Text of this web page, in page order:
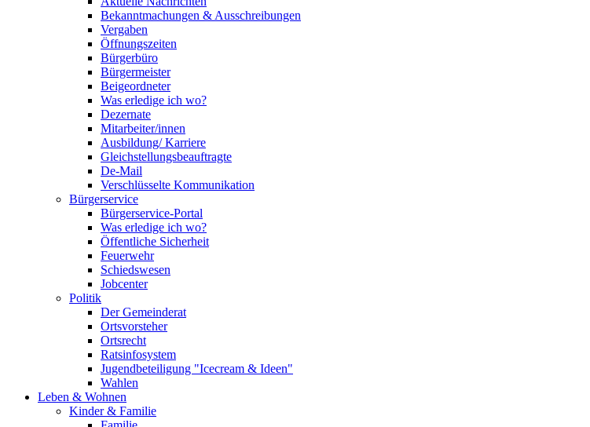
Bekanntmachungen & Ausschreibungen
Vergaben
Öffnungszeiten
Bürgerbüro
Bürgermeister
Beigeordneter
Was erledige ich wo?
Dezernate
Mitarbeiter/innen
Ausbildung/ Karriere
Gleichstellungsbeauftragte
De-Mail
Verschlüsselte Kommunikation
Bürgerservice
Bürgerservice-Portal
Was erledige ich wo?
Öffentliche Sicherheit
Feuerwehr
Schiedswesen
Jobcenter
Politik
Der Gemeinderat
Ortsvorsteher
Ortsrecht
Ratsinfosystem
Jugendbeteiligung "Icecream & Ideen"
Wahlen
Leben & Wohnen
Kinder & Familie